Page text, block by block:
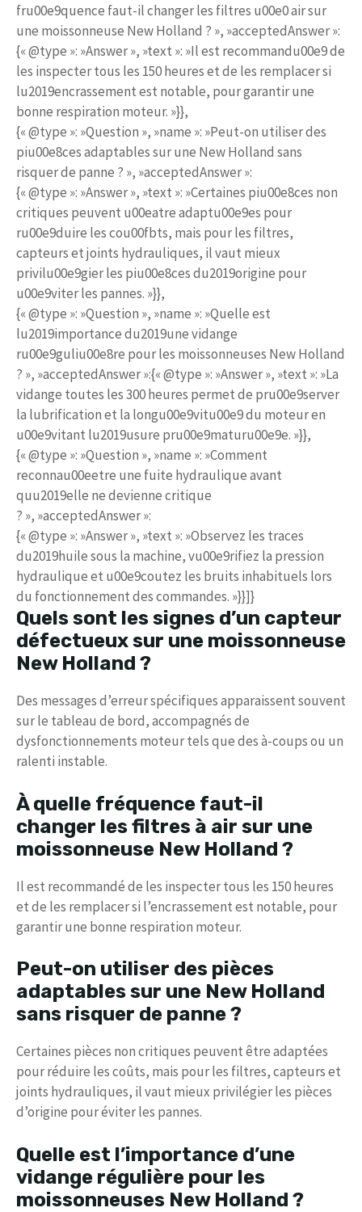
fru00e9quence faut-il changer les filtres u00e0 air sur
une moissonneuse New Holland ? », »acceptedAnswer »:
{« @type »: »Answer », »text »: »Il est recommandu00e9 de
les inspecter tous les 150 heures et de les remplacer si
lu2019encrassement est notable, pour garantir une
bonne respiration moteur. »}},
{« @type »: »Question », »name »: »Peut-on utiliser des
piu00e8ces adaptables sur une New Holland sans
risquer de panne ? », »acceptedAnswer »:
{« @type »: »Answer », »text »: »Certaines piu00e8ces non
critiques peuvent u00eatre adaptu00e9es pour
ru00e9duire les cou00fbts, mais pour les filtres,
capteurs et joints hydrauliques, il vaut mieux
privilu00e9gier les piu00e8ces du2019origine pour
u00e9viter les pannes. »}},
{« @type »: »Question », »name »: »Quelle est
lu2019importance du2019une vidange
ru00e9guliu00e8re pour les moissonneuses New Holland
? », »acceptedAnswer »:{« @type »: »Answer », »text »: »La
vidange toutes les 300 heures permet de pru00e9server
la lubrification et la longu00e9vitu00e9 du moteur en
u00e9vitant lu2019usure pru00e9maturu00e9e. »}},
{« @type »: »Question », »name »: »Comment
reconnau00eetre une fuite hydraulique avant
quu2019elle ne devienne critique
? », »acceptedAnswer »:
{« @type »: »Answer », »text »: »Observez les traces
du2019huile sous la machine, vu00e9rifiez la pression
hydraulique et u00e9coutez les bruits inhabituels lors
du fonctionnement des commandes. »}}]}
Quels sont les signes d’un capteur
défectueux sur une moissonneuse
New Holland ?
Des messages d’erreur spécifiques apparaissent souvent
sur le tableau de bord, accompagnés de
dysfonctionnements moteur tels que des à-coups ou un
ralenti instable.
À quelle fréquence faut-il
changer les filtres à air sur une
moissonneuse New Holland ?
Il est recommandé de les inspecter tous les 150 heures
et de les remplacer si l’encrassement est notable, pour
garantir une bonne respiration moteur.
Peut-on utiliser des pièces
adaptables sur une New Holland
sans risquer de panne ?
Certaines pièces non critiques peuvent être adaptées
pour réduire les coûts, mais pour les filtres, capteurs et
joints hydrauliques, il vaut mieux privilégier les pièces
d’origine pour éviter les pannes.
Quelle est l’importance d’une
vidange régulière pour les
moissonneuses New Holland ?